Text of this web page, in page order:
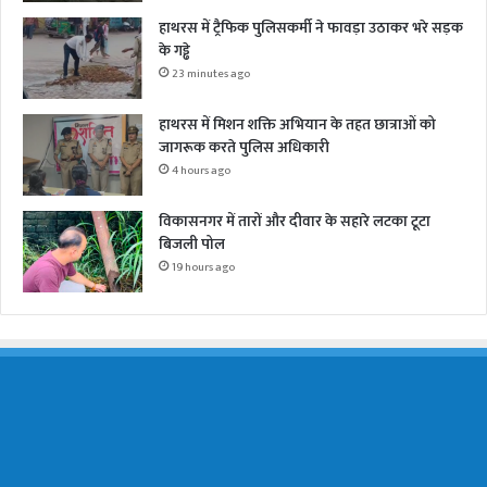
हाथरस में ट्रैफिक पुलिसकर्मी ने फावड़ा उठाकर भरे सड़क
के गड्ढे
23 minutes ago
हाथरस में मिशन शक्ति अभियान के तहत छात्राओं को
जागरूक करते पुलिस अधिकारी
4 hours ago
विकासनगर में तारों और दीवार के सहारे लटका टूटा
बिजली पोल
19 hours ago